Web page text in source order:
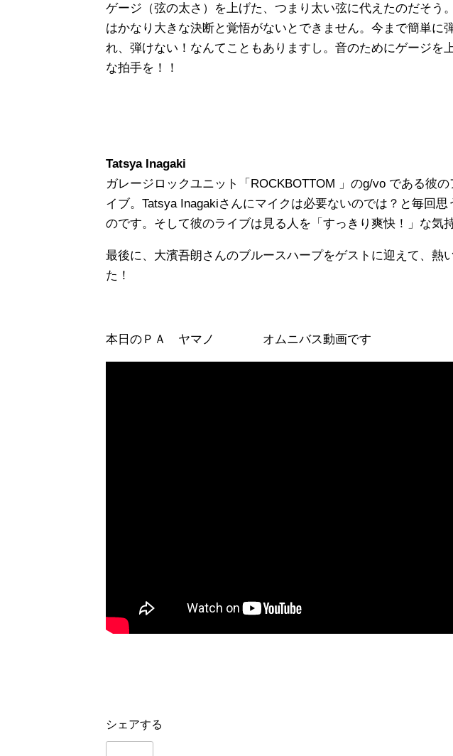
ゲージ（弦の太さ）を上げた、つまり太い弦に代えたのだそう
はかなり大きな決断と覚悟がないとできません。今まで簡単に
れ、弾けない！なんてこともありますし。音のためにゲージを
な拍手を！！
Tatsya Inagaki
ガレージロックユニット「ROCKBOTTOM 」のg/vo である彼
イブ。Tatsya Inagakiさんにマイクは必要ないのでは？と毎回
のです。そして彼のライブは見る人を「すっきり爽快！」な気
最後に、大濱吾朗さんのブルースハープをゲストに迎えて、熱
た！
本日のＰＡ ヤマノ オムニバス動画です
シェアする